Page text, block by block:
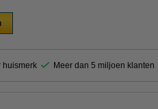
huismerk Meer dan 5 miljoen klanten